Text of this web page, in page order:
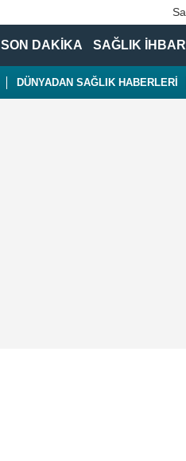
SON DAKİKA SAĞLIK İHBAR
DÜNYADAN SAĞLIK HABERLERİ